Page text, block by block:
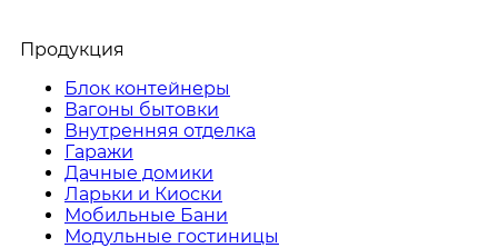
Продукция
Блок контейнеры
Вагоны бытовки
Внутренняя отделка
Гаражи
Дачные домики
Ларьки и Киоски
Мобильные Бани
Модульные гостиницы